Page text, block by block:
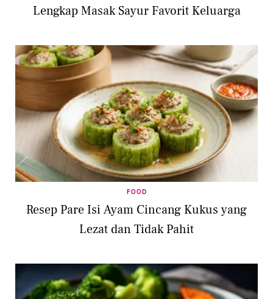
Lengkap Masak Sayur Favorit Keluarga
FOOD
Resep Pare Isi Ayam Cincang Kukus yang
Lezat dan Tidak Pahit